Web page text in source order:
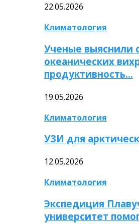
22.05.2026
Климатология
Ученые выяснили
океанических
продуктивность…
19.05.2026
Климатология
УЗИ для
12.05.2026
Климатология
Экспедиция
университет